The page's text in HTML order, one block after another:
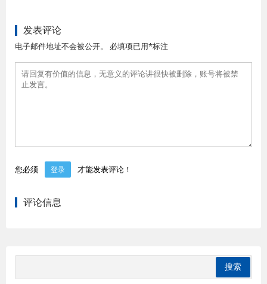
发表评论
电子邮件地址不会被公开。 必填项已用*标注
您必须 登录 才能发表评论！
评论信息